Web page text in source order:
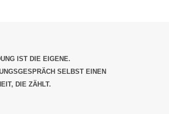
IST DIE EIGENE.
SELBST EINEN
DIE ZÄHLT.